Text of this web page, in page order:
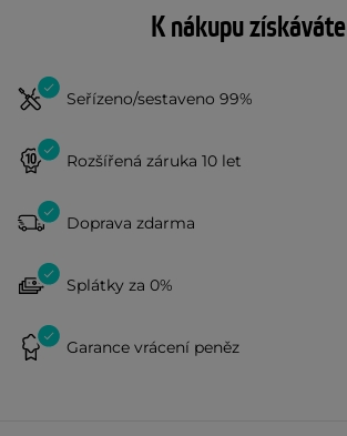
K nákupu získáváte
Seřízeno/sestaveno 99%
Rozšířená záruka 10 let
Doprava zdarma
Splátky za 0%
Garance vrácení peněz